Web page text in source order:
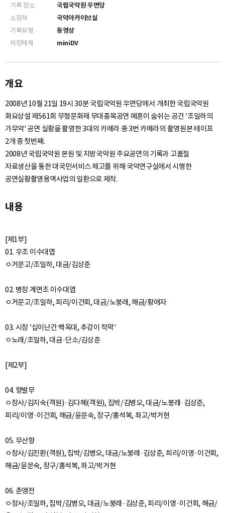
기록 장소
국립국악원 우면당
소장처
국악아카이브실
기록유형
동영상
저장매체
miniDV
개요
2008년 10월 21일 19시 30분 국립국악원 우면당에서 개최한 국립국악원
화요상설 제561회 무형문화재 무대종목공연 예혼이 숨쉬는 공간 '조일하의
가무악' 공연 실황을 촬영한 3대의 카메라 중 3번 카메라의 촬영원본 테이프
2개 중 첫번째.
2008년 국립국악원 본원 및 지방국악원 주요공연의 기록과 고품질
자료생산을 통한 대국민서비스 제고를 위해 국악연구실에서 시행한
공연실황촬영용역사업의 일환으로 제작.
내용
[제1부]
01. 우조 이수대엽
ㅇ거문고/조일하, 대금/김상준
02. 병창 계면조 이수대엽
ㅇ거문고/조일하, 피리/이건회, 대금/노붕래, 해금/황애자
03. 시창 '십이난간 백옥대, 추강이 적막'
ㅇ노래/조일하, 대금·단소/김상준
[제2부]
04. 향발무
ㅇ창사/김지숙(객원)·김다혜(객원), 집박/김병오, 대금/노붕래·김상준,
피리/이영·이건회, 해금/윤문숙, 장구/홍석복, 좌고/박거현
05. 무산향
ㅇ창사/김진환(객원), 집박/김병오, 대금/노붕래·김상준, 피리/이영·이건회,
해금/윤문숙, 장구/홍석복, 좌고/박거현
06. 춘앵전
ㅇ창사/조일하, 집박/김병오, 대금/노붕래·김상준, 피리/이영·이건회, 해금/